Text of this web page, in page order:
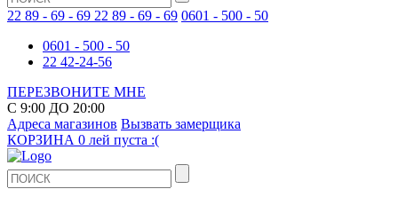
22 89 - 69 - 69 22 89 - 69 - 69 0601 - 500 - 50
0601 - 500 - 50
22 42-24-56
ПЕРЕЗВОНИТЕ МНЕ
С 9:00 ДО 20:00
Адреса магазинов Вызвать замерщика
КОРЗИНА 0 лей пуста :(